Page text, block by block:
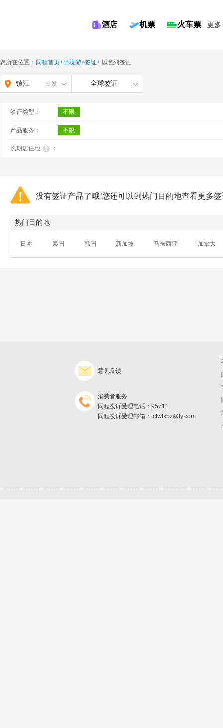
酒店 机票 火车票 更多
您所在位置： 同程首页>出境游>签证> 以色列签证
镇江 出发 全球签证
签证类型： 不限
产品服务： 不限
长期居住地 ：
没有签证产品了哦!您还可以到热门目的地查看更多
热门目的地
日本 泰国 韩国 新加坡 马来西亚 加拿大
意见反馈
消费者服务
同程投诉受理电话：95711
同程投诉受理邮箱：tcfwfxbz@ly.com